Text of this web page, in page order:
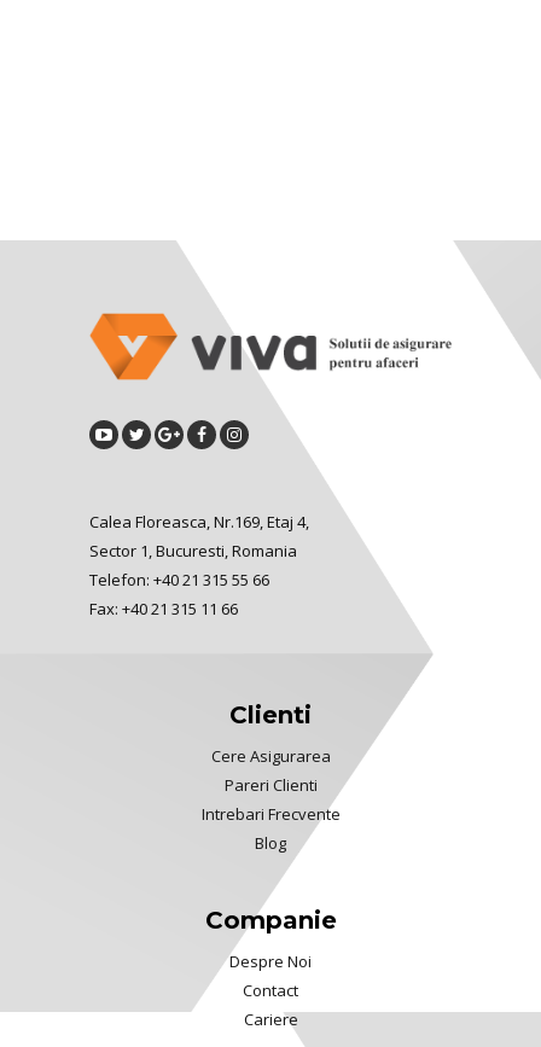
Calea Floreasca, Nr.169, Etaj 4,
Sector 1, Bucuresti, Romania
Telefon: +40 21 315 55 66
Fax: +40 21 315 11 66
Clienti
Cere Asigurarea
Pareri Clienti
Intrebari Frecvente
Blog
Companie
Despre Noi
Contact
Cariere